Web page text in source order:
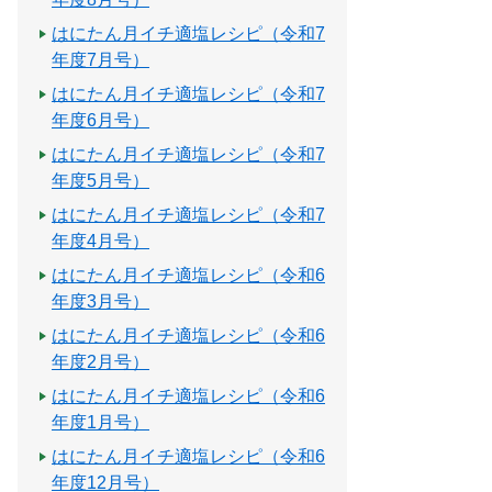
はにたん月イチ適塩レシピ（令和7
年度7月号）
はにたん月イチ適塩レシピ（令和7
年度6月号）
はにたん月イチ適塩レシピ（令和7
年度5月号）
はにたん月イチ適塩レシピ（令和7
年度4月号）
はにたん月イチ適塩レシピ（令和6
年度3月号）
はにたん月イチ適塩レシピ（令和6
年度2月号）
はにたん月イチ適塩レシピ（令和6
年度1月号）
はにたん月イチ適塩レシピ（令和6
年度12月号）